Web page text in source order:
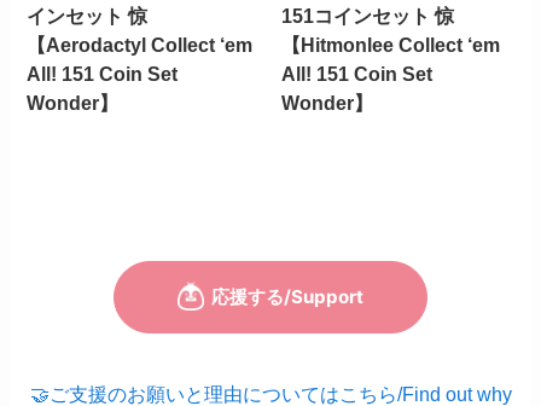
インセット 惊
【Aerodactyl Collect ‘em
All! 151 Coin Set
Wonder】
151コインセット 惊
【Hitmonlee Collect ‘em
All! 151 Coin Set
Wonder】
🤝ご支援のお願いと理由についてはこちら/Find out why